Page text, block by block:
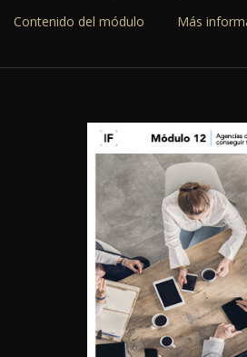
Contenido del módulo
Más